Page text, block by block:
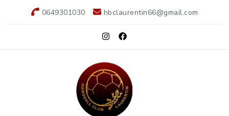
0649301030 hbclaurentin66@gmail.com